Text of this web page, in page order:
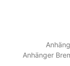
Anhänger